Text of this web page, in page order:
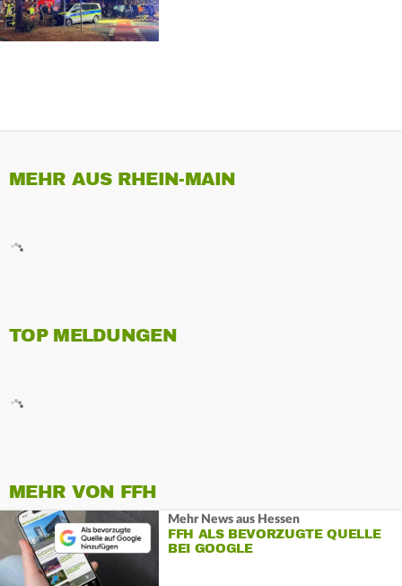
MEHR AUS RHEIN-MAIN
TOP MELDUNGEN
MEHR VON FFH
Mehr News aus Hessen
FFH ALS BEVORZUGTE QUELLE
BEI GOOGLE